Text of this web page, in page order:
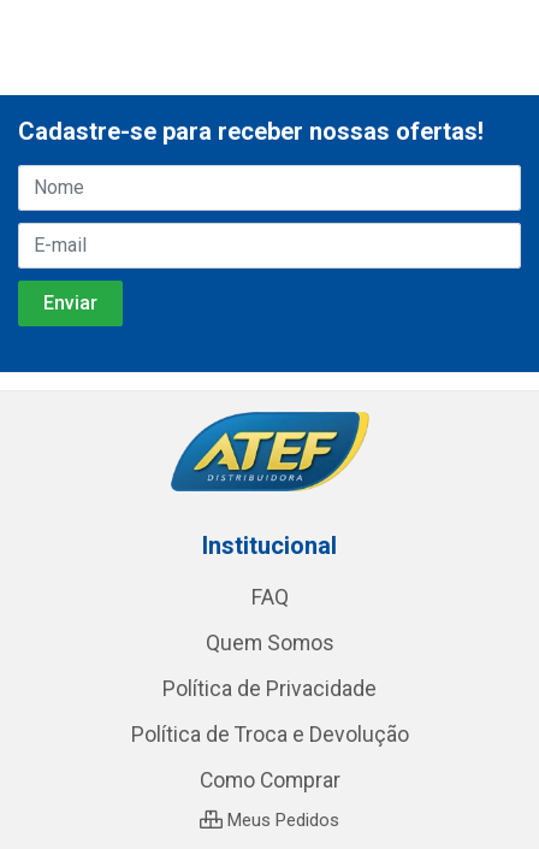
Cadastre-se para receber nossas ofertas!
Institucional
FAQ
Quem Somos
Política de Privacidade
Política de Troca e Devolução
Como Comprar
Meus Pedidos